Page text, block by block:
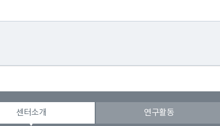
센터소개 연구활동